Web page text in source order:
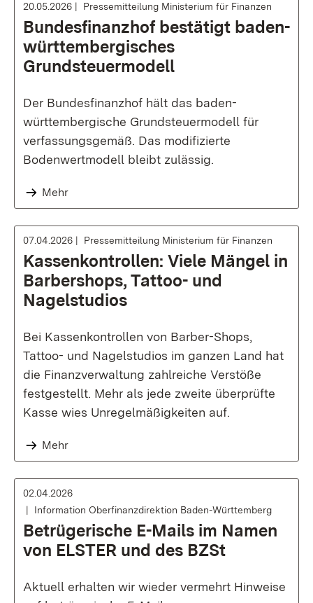
20.05.2026 Pressemitteilung Ministerium für Finanzen
Bundesfinanzhof bestätigt baden-
württembergisches
Grundsteuermodell
Der Bundesfinanzhof hält das baden-
württembergische Grundsteuermodell für
verfassungsgemäß. Das modifizierte
Bodenwertmodell bleibt zulässig.
Mehr
07.04.2026 Pressemitteilung Ministerium für Finanzen
Kassenkontrollen: Viele Mängel in
Barbershops, Tattoo- und
Nagelstudios
Bei Kassenkontrollen von Barber-Shops,
Tattoo- und Nagelstudios im ganzen Land hat
die Finanzverwaltung zahlreiche Verstöße
festgestellt. Mehr als jede zweite überprüfte
Kasse wies Unregelmäßigkeiten auf.
Mehr
02.04.2026
Information Oberfinanzdirektion Baden-Württemberg
Betrügerische E-Mails im Namen
von ELSTER und des BZSt
Aktuell erhalten wir wieder vermehrt Hinweise